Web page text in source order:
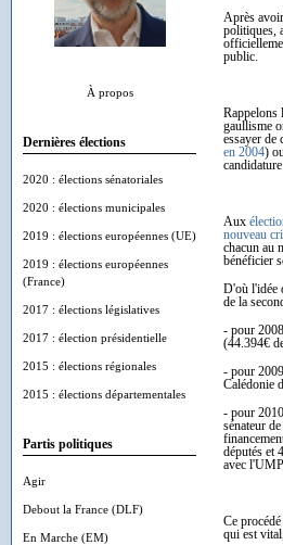
À propos
Dernières élections
2020 : élections sénatoriales
2020 : élections municipales
2019 : élections européennes (UE)
2019 : élections européennes
(France)
2017 : élections législatives
2017 : élection présidentielle
2015 : élections régionales
2015 : élections départementales
Partis politiques
Agir
Debout la France (DLF)
En Marche (EM)
Après
politiques,
public.
Rappelons
gaullisme
essayer de
en 2004)
Aux
nouveau
chacun au
bénéficier
D'où l'idée
de la
- pour
(44.394€
- pour
Calédonie
- pour
sénateur
députés et
avec l'UMP
Ce
qui est